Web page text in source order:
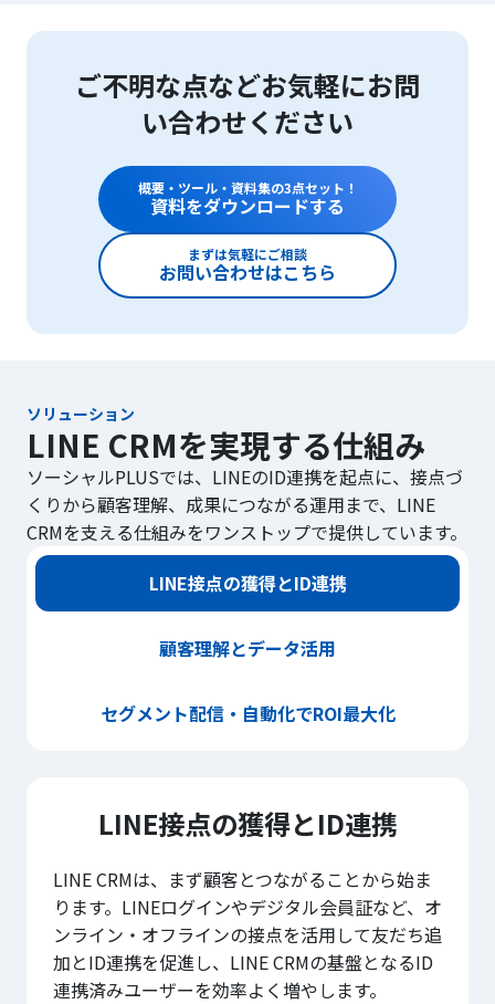
ご不明な点などお気軽にお問
い合わせください
概要・ツール・資料集の3点セット！
資料をダウンロードする
まずは気軽にご相談
お問い合わせはこちら
ソリューション
LINE CRMを実現する仕組み
ソーシャルPLUSでは、LINEのID連携を起点に、接点づ
くりから顧客理解、成果につながる運用まで、LINE
CRMを支える仕組みをワンストップで提供しています。
LINE接点の獲得とID連携
顧客理解とデータ活用
セグメント配信・自動化でROI最大化
LINE接点の獲得とID連携
LINE CRMは、まず顧客とつながることから始ま
ります。LINEログインやデジタル会員証など、オ
ンライン・オフラインの接点を活用して友だち追
加とID連携を促進し、LINE CRMの基盤となるID
連携済みユーザーを効率よく増やします。